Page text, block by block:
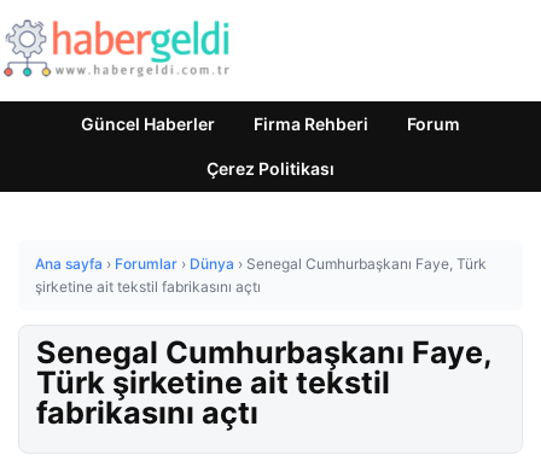
Güncel Haberler Firma Rehberi Forum
Çerez Politikası
Ana sayfa › Forumlar › Dünya › Senegal Cumhurbaşkanı Faye, Türk
şirketine ait tekstil fabrikasını açtı
Senegal Cumhurbaşkanı Faye,
Türk şirketine ait tekstil
fabrikasını açtı